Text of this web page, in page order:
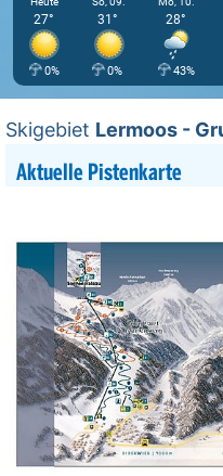
27°
0%
31°
0%
28°
43%
Skigebiet Lermoos -
Aktuelle Pistenkarte